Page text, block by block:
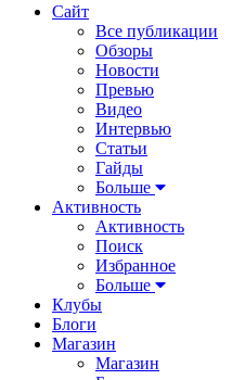
Сайт
Все публикации
Обзоры
Новости
Превью
Видео
Интервью
Статьи
Гайды
Больше
Активность
Активность
Поиск
Избранное
Больше
Клубы
Блоги
Магазин
Магазин